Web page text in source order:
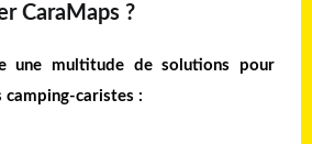
CaraMaps ?
une multitude de solutions pour
caristes :